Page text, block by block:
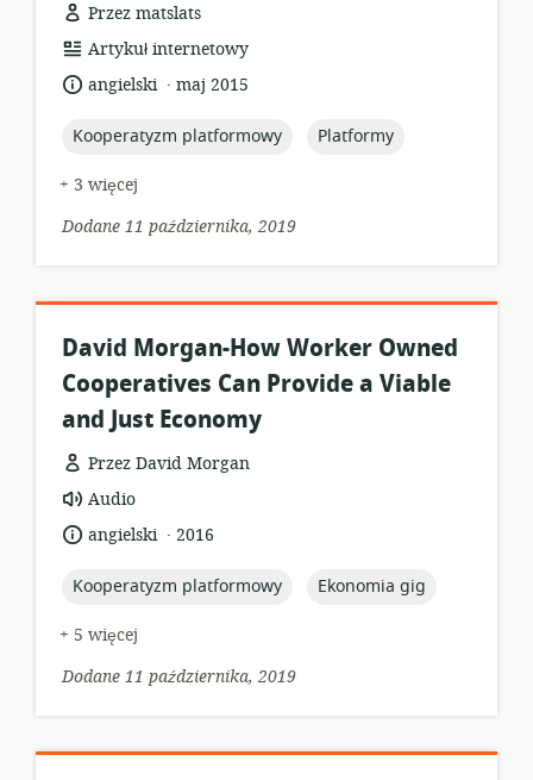
Przez matslats
format
zasobów:
Artykuł internetowy
język:angielski .
datamaj 2015
topic:
Kooperatyzm platformowy topic:
Platformy
+ 3 więcej
Dodane 11 października, 2019
David Morgan-How Worker Owned
Cooperatives Can Provide a Viable
and Just Economy
Przez David Morgan
format
zasobów:
Audio
język:angielski .
data2016
topic:
Kooperatyzm platformowy topic:
Ekonomia gig
+ 5 więcej
Dodane 11 października, 2019